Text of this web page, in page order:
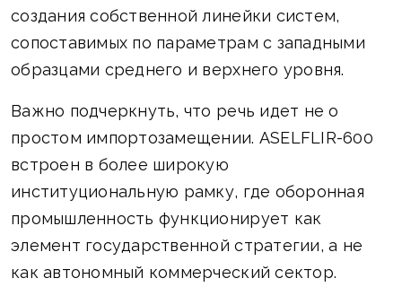
создания собственной линейки систем,
сопоставимых по параметрам с западными
образцами среднего и верхнего уровня.
Важно подчеркнуть, что речь идет не о
простом импортозамещении. ASELFLIR-600
встроен в более широкую
институциональную рамку, где оборонная
промышленность функционирует как
элемент государственной стратегии, а не
как автономный коммерческий сектор.